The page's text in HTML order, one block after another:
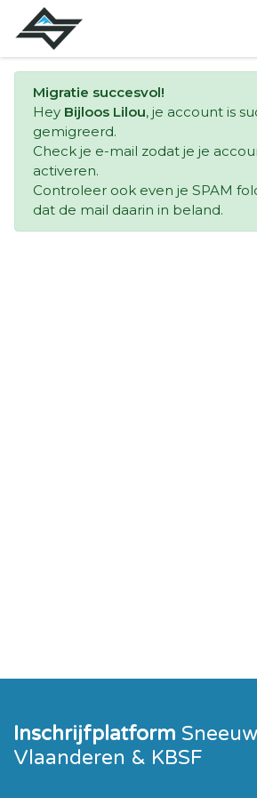
Migratie succesvol!
Hey Bijloos Lilou, je account is
gemigreerd.
Check je e-mail zodat je je
activeren.
Controleer ook even je SPAM
dat de mail daarin in beland.
Inschrijfplatform
Vlaanderen & KBSF